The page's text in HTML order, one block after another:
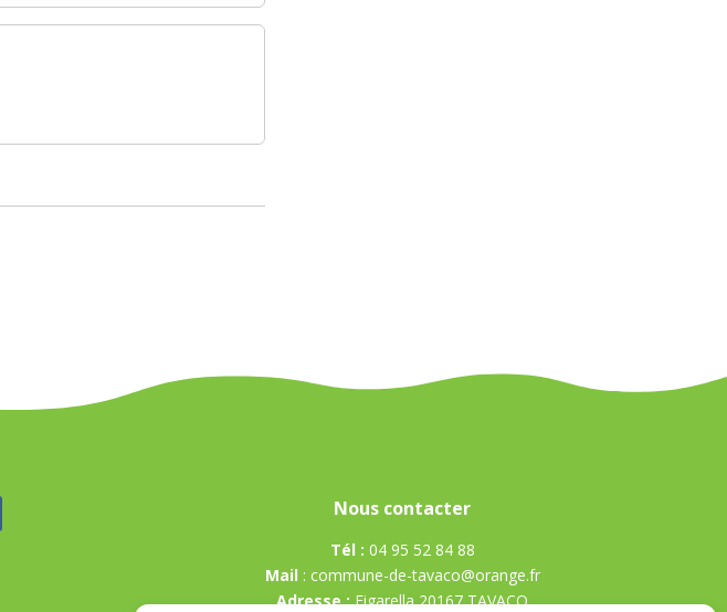
Nous contacter
Tél : 04 95 52 84 88
Mail : commune-de-tavaco@orange.fr
Adresse :Figarella 20167 TAVACO